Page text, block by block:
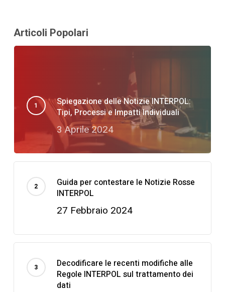
Articoli Popolari
Spiegazione delle Notizie INTERPOL:
Tipi, Processi e Impatti Individuali
3 Aprile 2024
Guida per contestare le Notizie Rosse
INTERPOL
27 Febbraio 2024
Decodificare le recenti modifiche alle
Regole INTERPOL sul trattamento dei
dati